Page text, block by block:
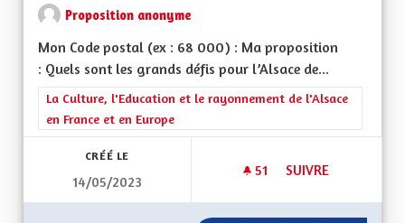
Proposition anonyme
Mon Code postal (ex : 68 000) : Ma proposition
: Quels sont les grands défis pour l’Alsace de...
Filtrer les résultats de la catégorie : La Culture, l'Education et
La Culture, l'Education et le rayonnement de l'Alsace
en France et en Europe
CRÉÉ LE
14/05/2023
51 51 ABONNÉS
SUIVRE